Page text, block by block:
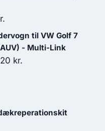
er:
719.10 kr..
aktuelle
pris
er:
til VW Golf 7
- Multi-Link
kr..
kr.
2,479.20 kr..